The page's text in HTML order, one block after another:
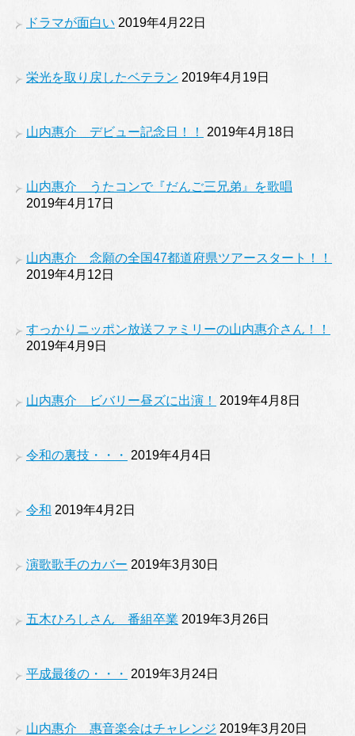
ドラマが面白い 2019年4月22日
栄光を取り戻したベテラン 2019年4月19日
山内惠介 デビュー記念日！！ 2019年4月18日
山内惠介 うたコンで『だんご三兄弟』を歌唱
2019年4月17日
山内惠介 念願の全国47都道府県ツアースタート！！
2019年4月12日
すっかりニッポン放送ファミリーの山内惠介さん！！
2019年4月9日
山内惠介 ビバリー昼ズに出演！ 2019年4月8日
令和の裏技・・・ 2019年4月4日
令和 2019年4月2日
演歌歌手のカバー 2019年3月30日
五木ひろしさん 番組卒業 2019年3月26日
平成最後の・・・ 2019年3月24日
山内惠介 惠音楽会はチャレンジ 2019年3月20日